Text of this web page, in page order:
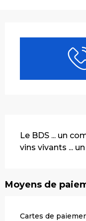
Le BDS ... un
vins vivants ...
Moyens de
Cartes de